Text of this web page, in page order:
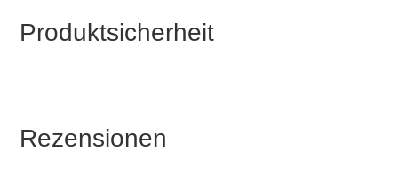
Produktsicherheit
Rezensionen